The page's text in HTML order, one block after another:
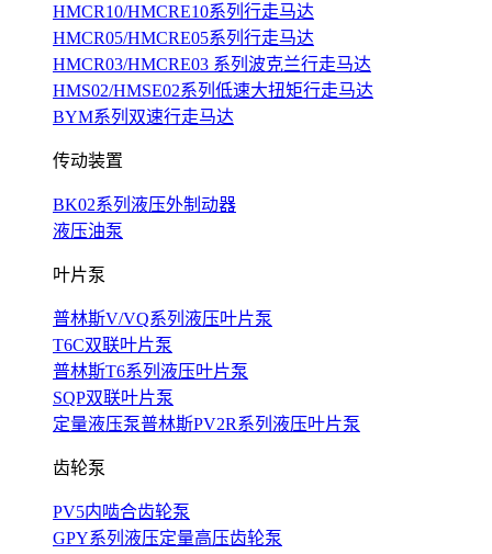
HMCR10/HMCRE10系列行走马达
HMCR05/HMCRE05系列行走马达
HMCR03/HMCRE03 系列波克兰行走马达
HMS02/HMSE02系列低速大扭矩行走马达
BYM系列双速行走马达
传动装置
BK02系列液压外制动器
液压油泵
叶片泵
普林斯V/VQ系列液压叶片泵
T6C双联叶片泵
普林斯T6系列液压叶片泵
SQP双联叶片泵
定量液压泵普林斯PV2R系列液压叶片泵
齿轮泵
PV5内啮合齿轮泵
GPY系列液压定量高压齿轮泵